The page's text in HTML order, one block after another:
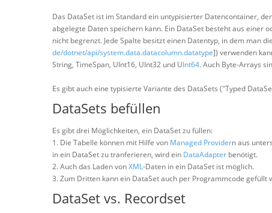
Das DataSet ist im Standard ein untypisierter Datencontainer,
abgelegte Daten speichern kann. Ein DataSet besteht aus einer
nicht begrenzt. Jede Spalte besitzt einen Datentyp, in dem man
de/dotnet/api/system.data.datacolumn.datatype]) verwenden
String, TimeSpan, UInt16, UInt32 und UInt64. Auch Byte-Arrays
Es gibt auch eine typisierte Variante des DataSets ("Typed
DataSets befüllen
Es gibt drei Möglichkeiten, ein DataSet zu füllen:
1. Die Tabelle können mit Hilfe von Managed Providern aus
in ein DataSet zu tranferieren, wird ein DataAdapter benötigt.
2. Auch das Laden vonXML-Daten in ein DataSet ist möglich.
3. Zum Dritten kann ein DataSet auch per Programmcode gefüllt
DataSet vs. Recordset